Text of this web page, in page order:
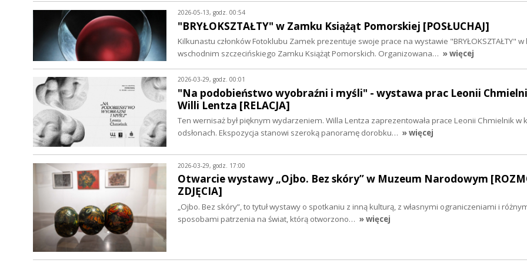
2026-05-13, godz. 00:54
"BRYŁOKSZTAŁTY" w Zamku Książąt Pomorskiej [POSŁUCHAJ]
Kilkunastu członków Fotoklubu Zamek prezentuje swoje prace na wystawie "BRYŁOKSZTAŁTY" w
wschodnim szczecińskiego Zamku Książąt Pomorskich. Organizowana… » więcej
2026-03-29, godz. 00:01
"Na podobieństwo wyobraźni i myśli" - wystawa prac Leonii
Willi Lentza [RELACJA]
Ten wernisaż był pięknym wydarzeniem. Willa Lentza zaprezentowała prace Leonii Chmielnik w
odsłonach. Ekspozycja stanowi szeroką panoramę dorobku… » więcej
2026-03-29, godz. 17:00
Otwarcie wystawy „Ojbo. Bez skóry” w Muzeum Narodowym
ZDJĘCIA]
„Ojbo. Bez skóry”, to tytuł wystawy o spotkaniu z inną kulturą, z własnymi ograniczeniami i
sposobami patrzenia na świat, którą otworzono… » więcej